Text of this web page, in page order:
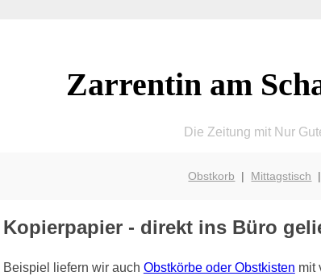
Zarrentin am
Die Zeitung mit Nur
Obstkorb | Mittagstisch |
Kopierpapier - direkt ins Büro
liefern wir auch Obstkörbe oder Obstkisten mit